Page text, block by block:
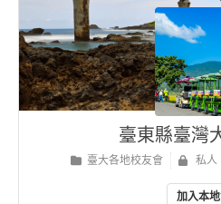
臺東縣臺灣
臺大各地校友會 私人
加入本